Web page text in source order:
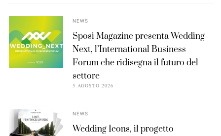
NEWS
Sposi Magazine presenta Wedding
Next, l’International Business
Forum che ridisegna il futuro del
settore
5 AGOSTO 2026
NEWS
Wedding Icons, il progetto